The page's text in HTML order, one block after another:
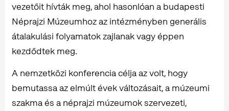
vezetőit hívták meg, ahol hasonlóan a budapesti
Néprajzi Múzeumhoz az intézményben generális
átalakulási folyamatok zajlanak vagy éppen
kezdődtek meg.
A nemzetközi konferencia célja az volt, hogy
bemutassa az elmúlt évek változásait, a múzeumi
szakma és a néprajzi múzeumok szervezeti,